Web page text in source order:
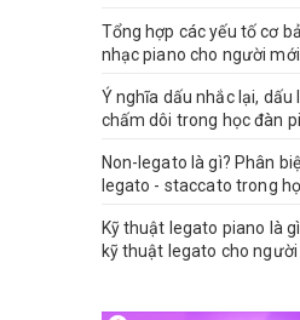
Tổng hợp các yếu tố cơ
nhạc piano cho người mới
Ý nghĩa dấu nhắc lại, dấu
chấm dôi trong học đàn
Non-legato là gì? Phân
legato - staccato trong
Kỹ thuật legato piano là
kỹ thuật legato cho người